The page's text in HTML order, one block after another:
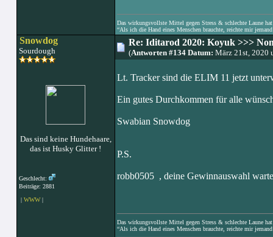
Das wirkungsvollste Mittel gegen Stress & schlechte Laune
“Als ich die Hand eines Menschen brauchte, reichte mir jemand
Snowdog
Sourdough
Das sind keine Hundehaare,
das ist Husky Glitter !
Geschlecht:
Beiträge: 2881
| WWW|
Re: Iditarod 2020: Koyuk >>>
(Antworten #134 Datum: März 21st, 2020
Lt. Tracker sind die ELIM 11 jetzt
Ein gutes Durchkommen für alle
Swabian Snowdog
P.S.
robb0505 , deine Gewinnauswahl
Das wirkungsvollste Mittel gegen Stress & schlechte Laune
“Als ich die Hand eines Menschen brauchte, reichte mir jemand